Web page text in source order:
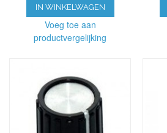
IN WINKELWAGEN
Voeg toe aan
productvergelijking